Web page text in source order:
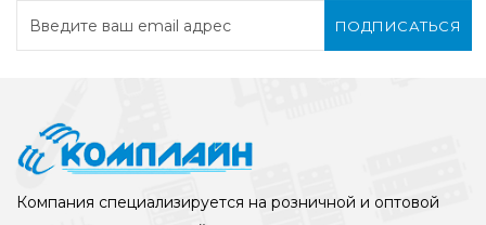
ПОДПИСАТЬСЯ
Компания специализируется на розничной и оптовой